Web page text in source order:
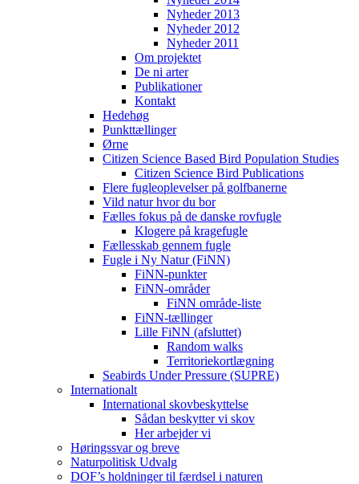
Nyheder 2013
Nyheder 2012
Nyheder 2011
Om projektet
De ni arter
Publikationer
Kontakt
Hedehøg
Punkttællinger
Ørne
Citizen Science Based Bird Population Studies
Citizen Science Bird Publications
Flere fugleoplevelser på golfbanerne
Vild natur hvor du bor
Fælles fokus på de danske rovfugle
Klogere på kragefugle
Fællesskab gennem fugle
Fugle i Ny Natur (FiNN)
FiNN-punkter
FiNN-områder
FiNN område-liste
FiNN-tællinger
Lille FiNN (afsluttet)
Random walks
Territoriekortlægning
Seabirds Under Pressure (SUPRE)
Internationalt
International skovbeskyttelse
Sådan beskytter vi skov
Her arbejder vi
Høringssvar og breve
Naturpolitisk Udvalg
DOF’s holdninger til færdsel i naturen